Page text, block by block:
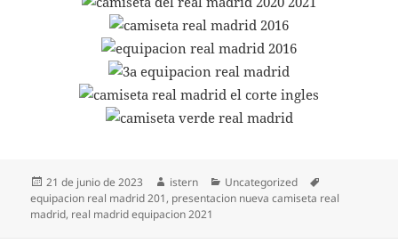
Publicado
el
21 de junio de 2023 Autor
istern Categorías
Uncategorized
equipacion real madrid 201, presentacion nueva camiseta real
madrid, real madrid equipacion 2021